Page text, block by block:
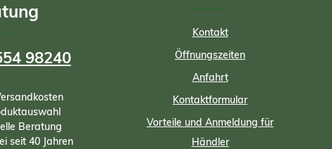
98240
Beratung
seit 40 Jahren
Kontakt
Öffnungszeiten
Anfahrt
Kontaktformular
Vorteile und Anmeldung für
Händler